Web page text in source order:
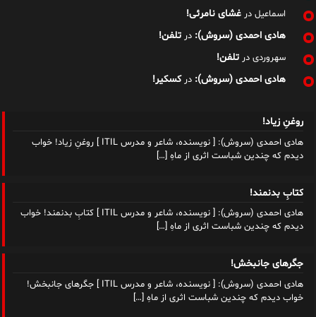
اسماعیل در غشای نامرئی!
هادی احمدی (سروش): در تلفن!
سهروردی در تلفن!
هادی احمدی (سروش): درکسکیر!
روغنِ زیاد!
هادی احمدی (سروش): [ نویسنده، شاعر و مدرس ITIL ] روغنِ زیاد! خواب
دیدم که چندین شب​است اثری از ماهِ […]
کتابِ بدنمند!
هادی احمدی (سروش): [ نویسنده، شاعر و مدرس ITIL ] کتابِ بدنمند! خواب
دیدم که چندین شب​است اثری از ماهِ […]
جگرهای جانبخش!
هادی احمدی (سروش): [ نویسنده، شاعر و مدرس ITIL ] جگرهای جانبخش!
خواب دیدم که چندین شب​است اثری از ماهِ […]